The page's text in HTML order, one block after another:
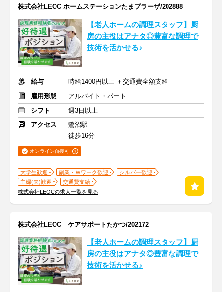
株式会社LEOC ホームステーションたまプラーザ/202888
【老人ホームの調理スタッフ】厨
房の主役はアナタ◎豊富な調理で
技術を活かせる♪
給与
時給1400円以上 ＋交通費全額支給
雇用形態
アルバイト・パート
シフト
週3日以上
アクセス
鷺沼駅
徒歩16分
オンライン面接可
大学生歓迎 副業・Ｗワーク歓迎
シルバー歓迎
主婦(夫)歓迎
交通費支給
株式会社LEOCの求人一覧を見る
株式会社LEOC ケアサポートたかつ/202172
【老人ホームの調理スタッフ】厨
房の主役はアナタ◎豊富な調理で
技術を活かせる♪